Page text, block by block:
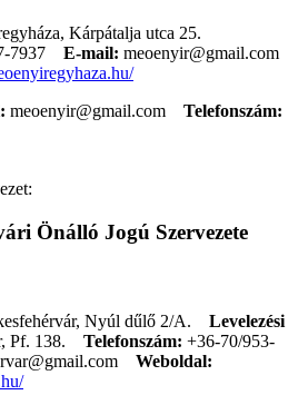
Kárpátalja utca 25.
7937 E-mail: meoenyir@gmail.com
meoenyir@gmail.com
Telefonszám:
Önálló Jogú Szervezete
Nyúl dűlő 2/A. Levelezési
Pf. 138. Telefonszám: +36-70/953-
Weboldal: